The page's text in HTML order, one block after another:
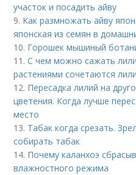
участок и посадить айву
9. Как размножать айву
японская из семян в
10. Горошек мышиный
11.С чем можно сажать
растениями сочетаются
12. Пересадка лилий на
цветения. Когда лучше
место
13. Табак когда срезать.
собирать табак
14. Почему каланхоэ
влажностного режима